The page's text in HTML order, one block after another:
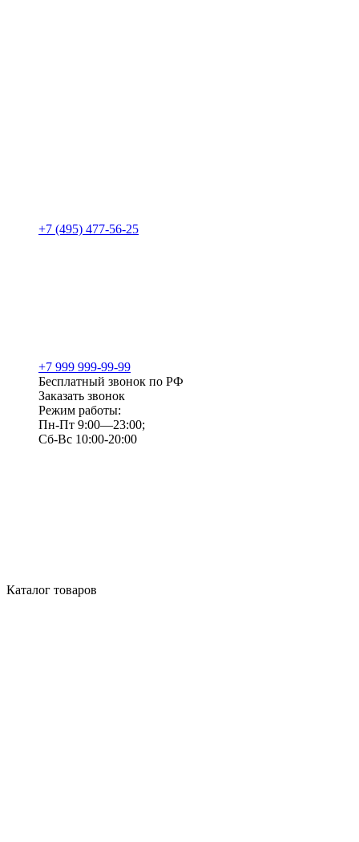
+7 (495) 477-56-25
+7 999 999-99-99
Бесплатный звонок по РФ
Заказать звонок
Режим работы:
Пн-Пт 9:00—23:00;
Сб-Вс 10:00-20:00
Каталог товаров